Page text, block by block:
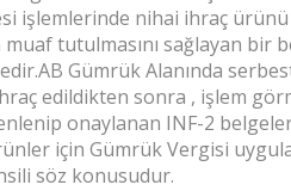
işlemlerinde nihai ihraç
tutulmasını sağlayan
Gümrük Alanında
edildikten sonra , işlem
onaylanan INF-2
için Gümrük Vergisi
söz konusudur.